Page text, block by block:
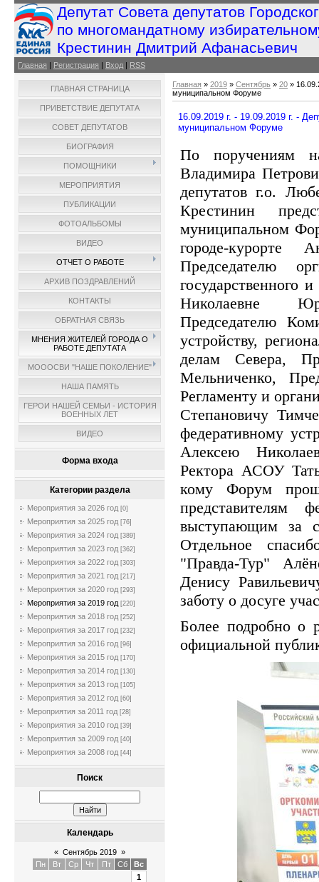
Депутат Совета депутатов
по многомандатному
Крестинин Дмитрий Афанасьевич
Главная | Регистрация | Вход | RSS
ГЛАВНАЯ СТРАНИЦА
ПРИВЕТСТВИЕ ДЕПУТАТА
СОВЕТ ДЕПУТАТОВ
БИОГРАФИЯ
ПОМОЩНИКИ
МЕРОПРИЯТИЯ
ПУБЛИКАЦИИ
ФОТОАЛЬБОМЫ
ВИДЕО
ОТЧЕТ О РАБОТЕ
АРХИВ ПОЗДРАВЛЕНИЙ
КОНТАКТЫ
ОБРАТНАЯ СВЯЗЬ
МНЕНИЯ ЖИТЕЛЕЙ ГОРОДА О
РАБОТЕ ДЕПУТАТА
МОООСВИ "НАШЕ ПОКОЛЕНИЕ"
НАША ПАМЯТЬ
ГЕРОИ НАШЕЙ СЕМЬИ - ИСТОРИЯ
ВОЕННЫХ ЛЕТ
ВИДЕО
Форма входа
Категории раздела
Мероприятия за 2026 год [0]
Мероприятия за 2025 год [76]
Мероприятия за 2024 год [389]
Мероприятия за 2023 год [362]
Мероприятия за 2022 год [303]
Мероприятия за 2021 год [217]
Мероприятия за 2020 год [293]
Мероприятия за 2019 год [220]
Мероприятия за 2018 год [252]
Мероприятия за 2017 год [232]
Мероприятия за 2016 год [96]
Мероприятия за 2015 год [170]
Мероприятия за 2014 год [130]
Мероприятия за 2013 год [105]
Мероприятия за 2012 год [60]
Мероприятия за 2011 год [28]
Мероприятия за 2010 год [39]
Мероприятия за 2009 год [40]
Мероприятия за 2008 год [44]
Поиск
Календарь
« Сентябрь 2019 »
Пн
Вт Ср Чт Пт Сб
Вс
1
Главная » 2019 » Сентябрь » 20 »
муниципальном Форуме
16.09.2019 г. - 19.09.2019 г. -
муниципальном Форуме
По поручениям
Владимира
депутатов г.о.
Крестинин
муниципальном
городе-
Председателю
государственного
Николаевне
Председателю
устройству,
делам Севера,
Мельниченко,
Регламенту и
Степановичу
федеративному
Алексею
Ректора АСОУ
кому Форум
представителям
выступающим за
Отдельное
"Правда-Тур"
Денису
заботу о досуге
Более подробно о
официальной